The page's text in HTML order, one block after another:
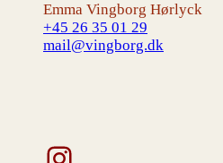
Emma Vingborg Hørlyck
+45 26 35 01 29
mail@vingborg.dk